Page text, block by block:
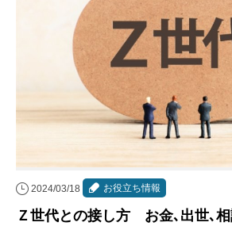
2024/03/18 お役立ち情報
Ｚ世代との接し方 お金､出世､